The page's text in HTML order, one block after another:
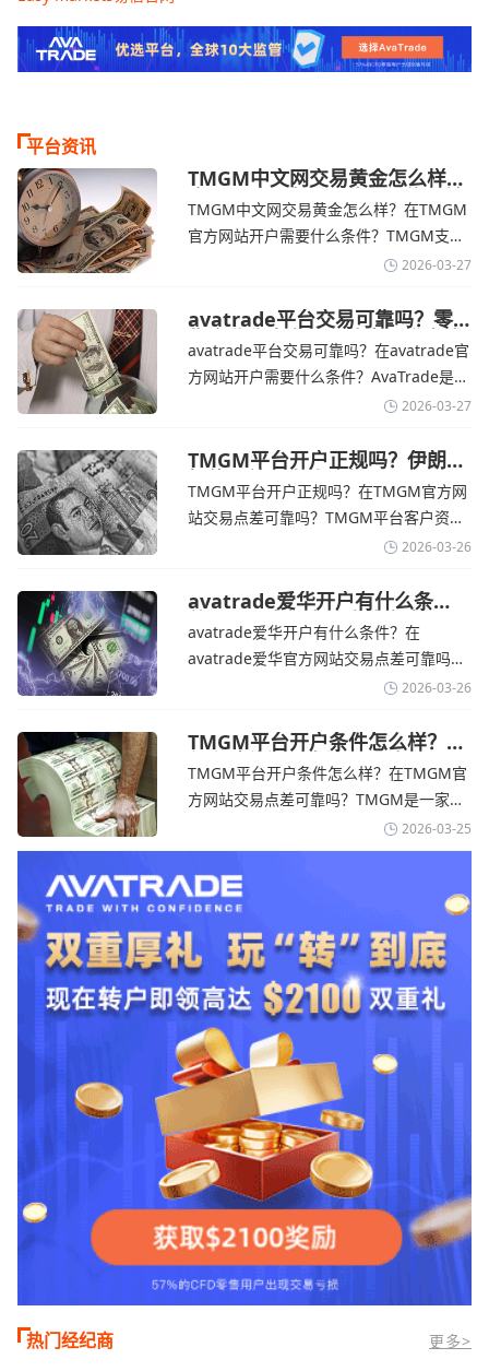
平台资讯
TMGM中文网交易黄金怎么样？
金价下跌，市场评估伊朗停火前
景-TMGM官网
TMGM中文网交易黄金怎么样？在TMGM
官方网站开户需要什么条件？‌‌‌TMGM支持
全球主流的MT4/MT5平台，同时提供功能
险管理工具。通过TMGM官网交易资讯了
解，金价周四回落，受​美元走强和油价上
涨，使通胀担忧保持不变‌对加息的持续预
2026-03-27
avatrade平台交易可靠吗？零
售企业称中东地区冲突正推高成
本avatrade官网
avatrade平台交易可靠吗？在avatrade官
方网站开户需要什么条件？‌‌‌AvaTrade是一
个在交易优势和可靠性两方面都非常均衡
在学习和探索中成长的新手交易者。通过
avatrade官网交易资讯了解，零售企业警
告称，中东地区的冲突正在推高成本，如
2026-03-27
TMGM平台开户正规吗？伊朗仍
拒绝与美国直接谈判-TMGM官
网
TMGM平台开户正规吗？在TMGM官方网
站交易点差可靠吗？‌‌‌TMGM平台客户资金
存放在澳大利亚国民银行等顶级银行的独
TMGM官网交易资讯了解，伊朗外交部长
表示，尽管德黑兰高级官员正在审查美国
结束战争的提议
2026-03-26
avatrade爱华开户有什么条
件？亚洲市场交易喜忧参半-
avatrade爱华官网
avatrade爱华开户有什么条件？在
avatrade爱华官方网站交易点差可靠吗？‌‌‌
avatrade爱华平台的新手可以用很小的成
标准的MT4、MT5，以及自研的
AvaTradeGO和AvaOptions。通过
avatrade爱华官网交易资讯了解，据伊朗
2026-03-26
TMGM平台开户条件怎么样？美
伊和谈传闻引发油价暴跌-
TMGM官网
TMGM平台开户条件怎么样？在TMGM官
方网站交易点差可靠吗？‌‌‌TMGM是一家交
易成本极低、产品极其丰富、ASIC监管
+千万保险加持的全球知名经纪商，特别适
合活跃交易者和股票CFD投资者。通过
TMGM官网交易资讯了解，周三亚洲交易
时段,油价暴跌逾6%,布伦特原油跌破每桶
100美元
2026-03-25
热门经纪商 更多>